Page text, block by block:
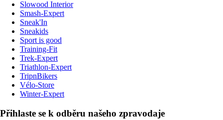
Slowood Interior
Smash-Expert
Sneak'In
Sneakids
Sport is good
Training-Fit
Trek-Expert
Triathlon-Expert
TripnBikers
Vélo-Store
Winter-Expert
Přihlaste se k odběru našeho zpravodaje